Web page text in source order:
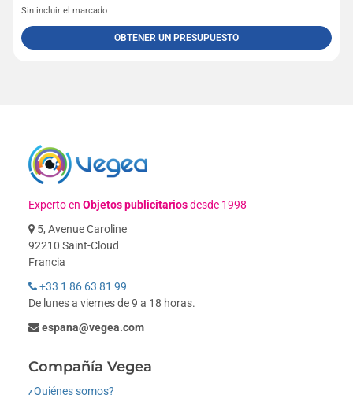
Sin incluir el marcado
OBTENER UN PRESUPUESTO
Experto enObjetos publicitariosdesde 1998
5, Avenue Caroline
92210 Saint-Cloud
Francia
+33 1 86 63 81 99
De lunes a viernes de 9 a 18 horas.
espana@vegea.com
Compañía Vegea
¿Quiénes somos?